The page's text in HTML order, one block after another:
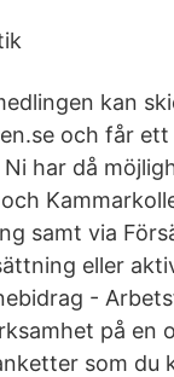
kan
och får
har då
samt via
eller
-
på en
som du